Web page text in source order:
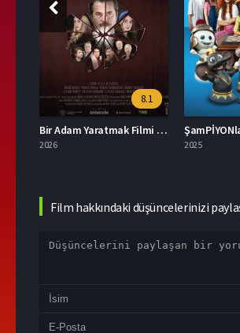
8.1
Bir Adam Yaratmak Filmi İzle
2026 2025
Film hakkındaki düşüncelerinizi